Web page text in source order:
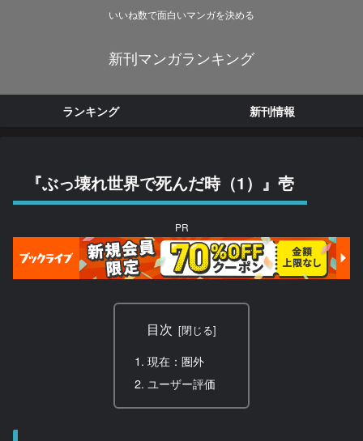
いいね数で面白いマンガを決める
新刊マンガランキング
ランキング 新刊情報
『ぶっ壊れ世界で死んだ時（1）』壱
PR
目次
現在：圏外
ユーザー評価